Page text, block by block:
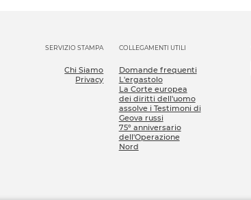
SERVIZIO STAMPA
Chi Siamo
Privacy
COLLEGAMENTI UTILI
Domande frequenti
L'ergastolo
La Corte europea
dei diritti dell'uomo
assolve i Testimoni di
Geova russi
75º anniversario
dell'Operazione
Nord